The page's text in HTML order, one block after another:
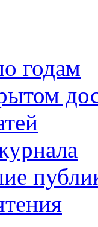
годам